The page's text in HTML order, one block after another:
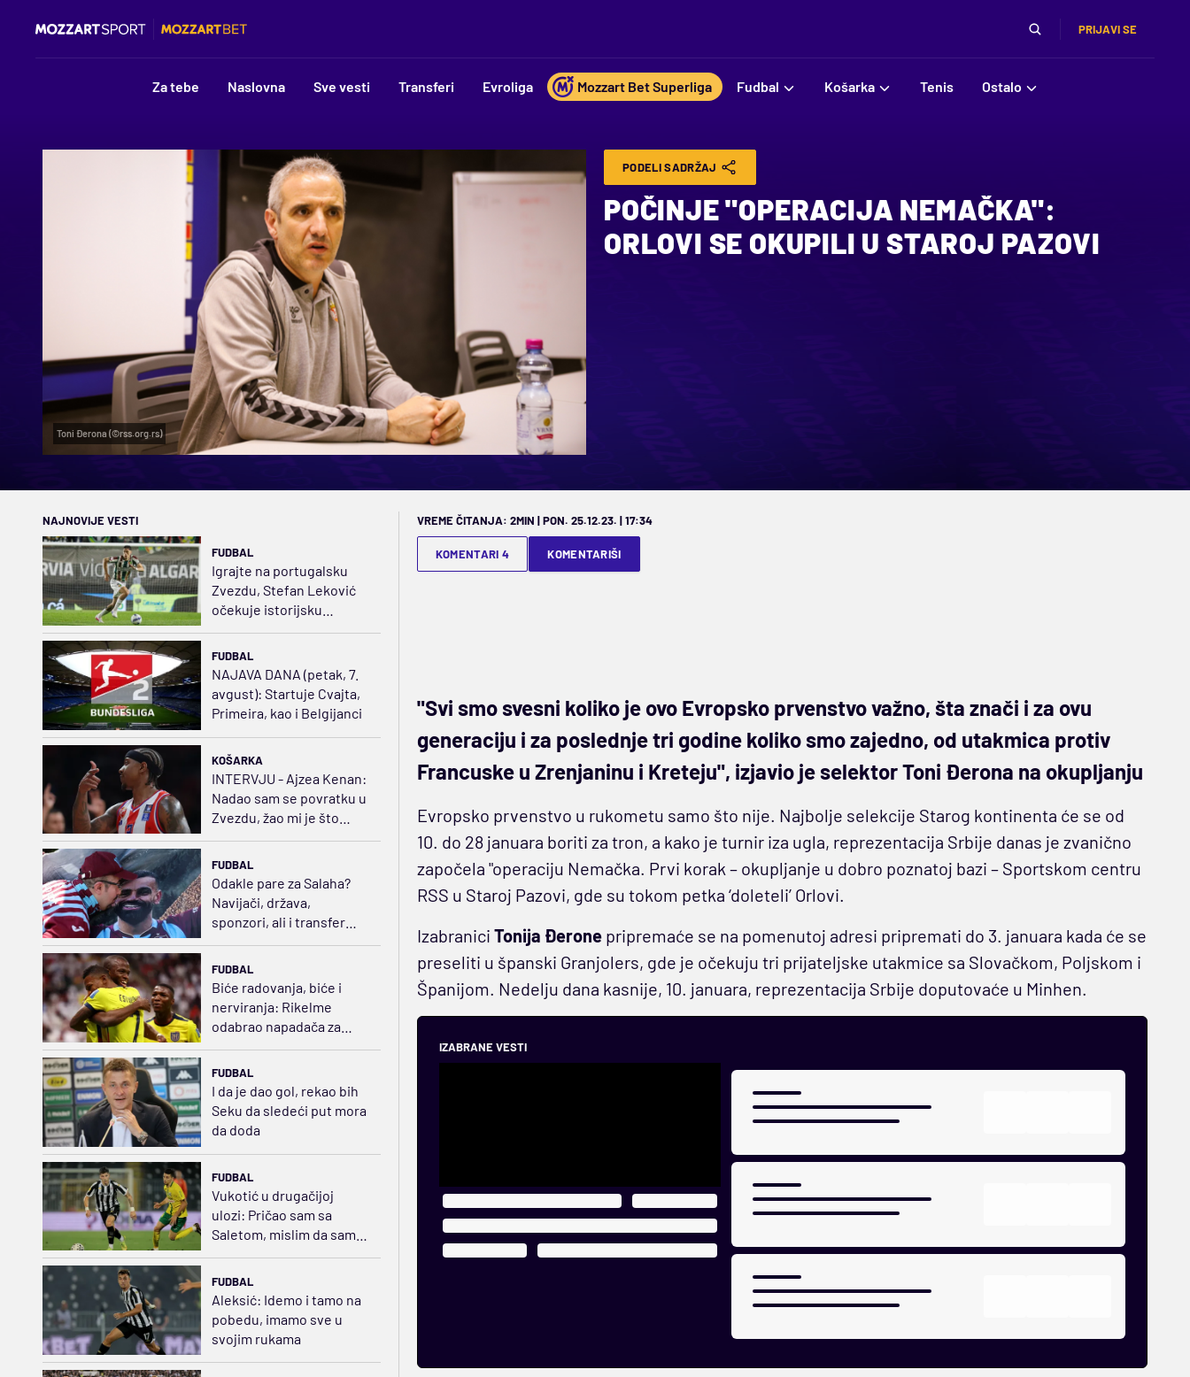
PRIJAVI SE
Za tebe Naslovna Sve vesti Transferi Evroliga Mozzart Bet Superliga Fudbal Košarka Tenis Ostalo
Toni Đerona (©rss.org.rs)
PODELI SADRŽAJ
POČINJE "OPERACIJA NEMAČKA":
ORLOVI SE OKUPILI U STAROJ PAZOVI
NAJNOVIJE VESTI
FUDBAL
Igrajte na portugalsku
Zvezdu, Stefan Leković
očekuje istorijsku
FUDBAL
NAJAVA DANA (petak, 7.
avgust): Startuje Cvajta,
Primeira, kao i Belgijanci
KOŠARKA
INTERVJU - Ajzea Kenan:
Nadao sam se povratku u
Zvezdu, žao mi je što
neće videti moje novo
FUDBAL
Odakle pare za Salaha?
Navijači, država,
sponzori, ali i transfer
politika
FUDBAL
Biće radovanja, biće i
nerviranja: Rikelme
odabrao napadača za
FUDBAL
I da je dao gol, rekao bih
Seku da sledeći put mora
da doda
FUDBAL
Vukotić u drugačijoj
ulozi: Pričao sam sa
Saletom, mislim da sam
opravdao tu poziciju
FUDBAL
Aleksić: Idemo i tamo na
pobedu, imamo sve u
svojim rukama
VREME ČITANJA: 2MIN | PON. 25.12.23. | 17:34
KOMENTARI 4 KOMENTARIŠI
"Svi smo svesni koliko je ovo Evropsko prvenstvo važno, šta znači i za ovu
generaciju i za poslednje tri godine koliko smo zajedno, od utakmica protiv
Francuske u Zrenjaninu i Kreteju", izjavio je selektor Toni Đerona na okupljanju
Evropsko prvenstvo u rukometu samo što nije. Najbolje selekcije Starog kontinenta će se od
10. do 28 januara boriti za tron, a kako je turnir iza ugla, reprezentacija Srbije danas je zvanično
započela "operaciju Nemačka. Prvi korak – okupljanje u dobro poznatoj bazi – Sportskom centru
RSS u Staroj Pazovi, gde su tokom petka ‘doleteli’ Orlovi.
Izabranici Tonija Đerone pripremaće se na pomenutoj adresi pripremati do 3. januara kada će se
preseliti u španski Granjolers, gde je očekuju tri prijateljske utakmice sa Slovačkom, Poljskom i
Španijom. Nedelju dana kasnije, 10. januara, reprezentacija Srbije doputovaće u Minhen.
IZABRANE VESTI